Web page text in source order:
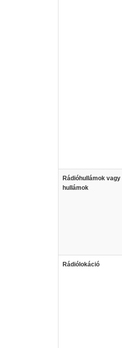
Rádióhullámok vagy
hullámok
Rádiólokáció